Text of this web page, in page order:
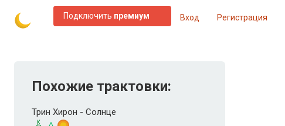
Подключить премиум Вход Регистрация
Похожие трактовки:
Трин Хирон - Солнце